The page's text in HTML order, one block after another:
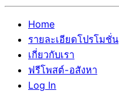
Home
รายละเอียดโปรโมชั่น
เกี่ยวกับเรา
ฟรีโพสต์-อสังหา
Log In